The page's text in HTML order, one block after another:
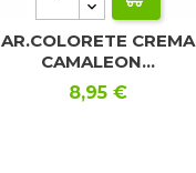
AR.COLORETE CREMA
CAMALEON...
Precio
8,95 €